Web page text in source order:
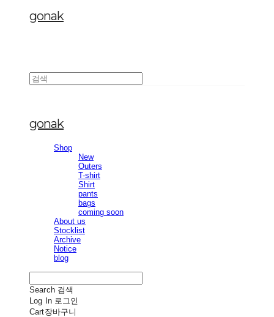
gonak
gonak
Shop
New
Outers
T-shirt
Shirt
pants
bags
coming soon
About us
Stocklist
Archive
Notice
blog
Search 검색
Log In 로그인
Cart장바구니